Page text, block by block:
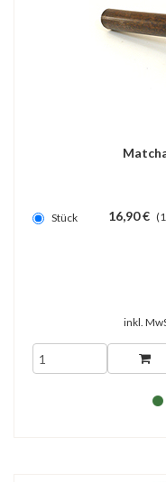
Stück 16,90 €
inkl.